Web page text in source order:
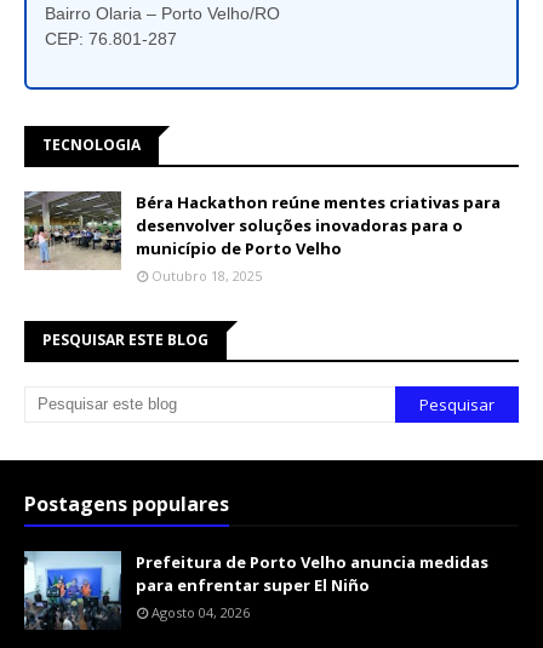
Bairro Olaria – Porto Velho/RO
CEP: 76.801-287
TECNOLOGIA
Béra Hackathon reúne mentes criativas para
desenvolver soluções inovadoras para o
município de Porto Velho
Outubro 18, 2025
PESQUISAR ESTE BLOG
Postagens populares
Prefeitura de Porto Velho anuncia medidas
para enfrentar super El Niño
Agosto 04, 2026